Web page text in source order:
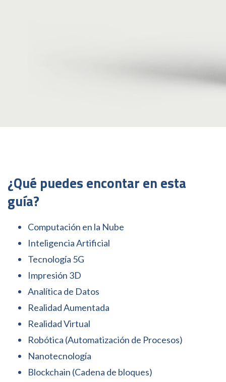
¿Qué puedes encontar en esta
guía?
Computación en la Nube
Inteligencia Artificial
Tecnología 5G
Impresión 3D
Analítica de Datos
Realidad Aumentada
Realidad Virtual
Robótica (Automatización de Procesos)
Nanotecnología
Blockchain (Cadena de bloques)